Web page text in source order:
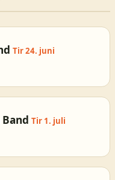
Tir 24. juni
Tir 1. juli